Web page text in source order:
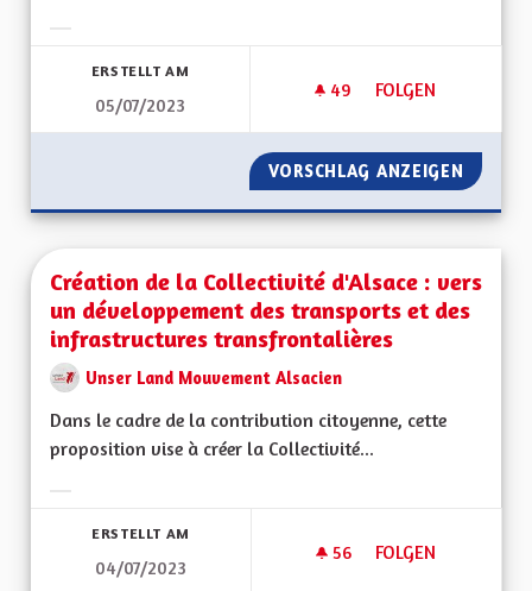
ERSTELLT AM
05/07/2023
49 49 FOLLOWER
FOLGEN
CESSER DE
VORSCHLAG ANZEIGEN
Création de la Collectivité d'Alsace : vers
un développement des transports et des
infrastructures transfrontalières
Unser Land Mouvement Alsacien
Dans le cadre de la contribution citoyenne, cette
proposition vise à créer la Collectivité...
ERSTELLT AM
04/07/2023
56 56 FOLLOWER
FOLGEN
CRÉATION DE LA